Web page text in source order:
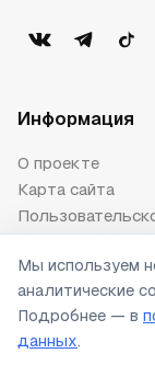
Информация
О проекте
Карта сайта
Публичная
Настройки
Мы используем
аналитические
Подробнее — в
данных.